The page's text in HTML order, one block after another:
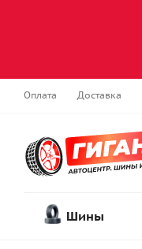
Оплата Доставка
Шины